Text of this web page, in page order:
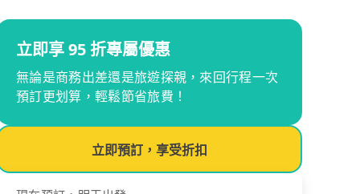
立即享 95 折專屬優惠
無論是商務出差還是旅遊探親，來回行程一次
預訂更划算，輕鬆節省旅費！
立即預訂，享受折扣